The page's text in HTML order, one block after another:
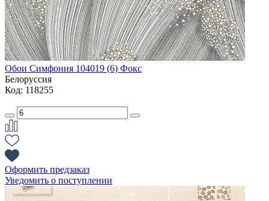
Обои Симфония 104019 (6) Фокс
Белоруссия
Код: 118255
Оформить предзаказ
Уведомить о поступлении